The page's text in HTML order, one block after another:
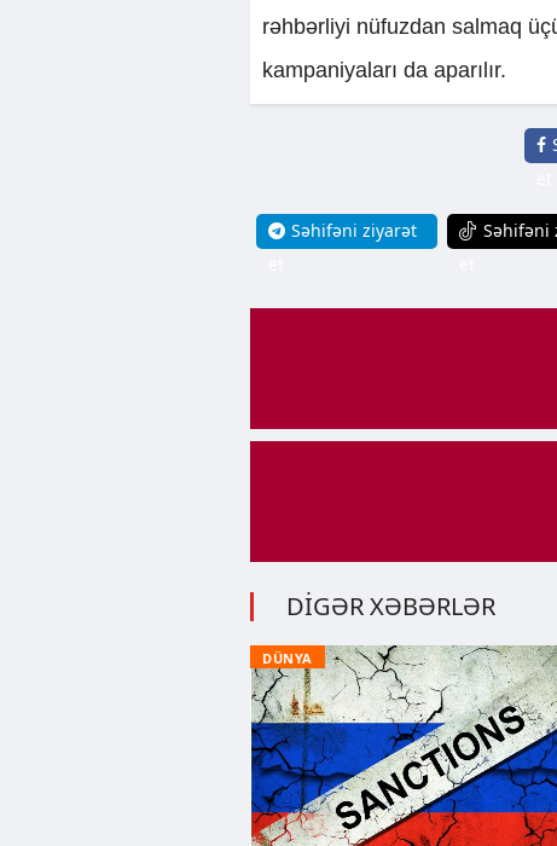
rəhbərliyi nüfuzdan salmaq
kampaniyaları da aparılır.
Səhifəni ziyarət
Səhifəni
DİGƏR XƏBƏRLƏR
DÜNYA